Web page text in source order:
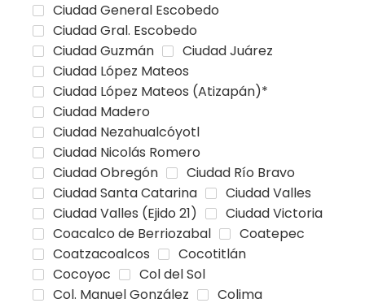
Ciudad General Escobedo
Ciudad Gral. Escobedo
Ciudad Guzmán
Ciudad Juárez
Ciudad López Mateos
Ciudad López Mateos (Atizapán)*
Ciudad Madero
Ciudad Nezahualcóyotl
Ciudad Nicolás Romero
Ciudad Obregón
Ciudad Río Bravo
Ciudad Santa Catarina
Ciudad Valles
Ciudad Valles (Ejido 21)
Ciudad Victoria
Coacalco de Berriozabal
Coatepec
Coatzacoalcos
Cocotitlán
Cocoyoc
Col del Sol
Col. Manuel González
Colima